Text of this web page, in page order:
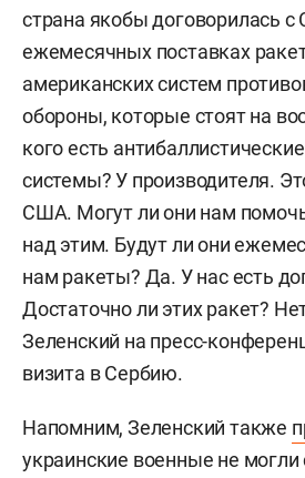
страна якобы договорилась
ежемесячных поставках
американских систем
обороны, которые стоят на
кого есть
системы? У производителя.
США. Могут ли они нам
над этим. Будут ли они
нам ракеты? Да. У нас есть
Достаточно ли этих ракет?
Зеленский на пресс-
визита в Сербию.
Напомним, Зеленский также
украинские военные не могли